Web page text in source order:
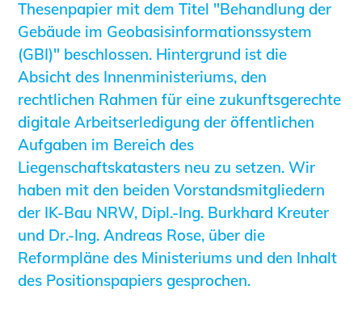
Veranstaltungsformate
Unsere Publikationen
Informationen für Fortbildungsträger
Anträge, Anzeigen, Formulare
Fortbildung/Seminare
Informationen für Ingenieurinnen
und Ingenieure
Recht
Planungswettbewerbe
Publikationen
Stellenbörse
Staatlich anerkannte Sachverständige
Thesenpapier mit dem Titel "Behandlung der
Gebäude im Geobasisinformationssystem
(GBI)" beschlossen. Hintergrund ist die
Absicht des Innenministeriums, den
rechtlichen Rahmen für eine zukunftsgerechte
digitale Arbeitserledigung der öffentlichen
Aufgaben im Bereich des
Liegenschaftskatasters neu zu setzen. Wir
haben mit den beiden Vorstandsmitgliedern
der IK-Bau NRW, Dipl.-Ing. Burkhard Kreuter
und Dr.-Ing. Andreas Rose, über die
Reformpläne des Ministeriums und den Inhalt
des Positionspapiers gesprochen.